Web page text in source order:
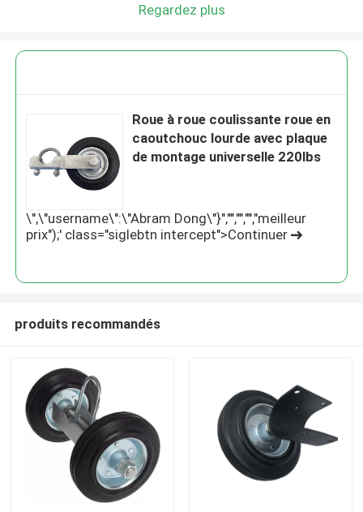
Regardez plus
Roue à roue coulissante roue en
caoutchouc lourde avec plaque
de montage universelle 220lbs
\",\"username\":\"Abram Dong\"}","","","","meilleur
prix");' class="siglebtn intercept">Continuer
produits recommandés